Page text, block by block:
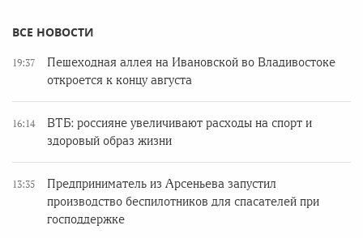
ВСЕ НОВОСТИ
19:37
Пешеходная аллея на Ивановской во Владивостоке
откроется к концу августа
16:14
ВТБ: россияне увеличивают расходы на спорт и
здоровый образ жизни
13:35
Предприниматель из Арсеньева запустил
производство беспилотников для спасателей при
господдержке